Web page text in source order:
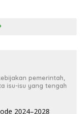
pemerintah,
isu-isu yang tengah